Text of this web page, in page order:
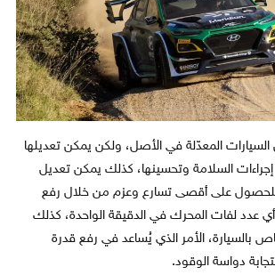
السيارات المعدّلة في الأصل، ولكن يمكن تعديلها
إجراءات السلامة وتحسينها، كذلك يمكن تعديل
للحصول على أقصى تسارع وعزم من خلال رفع
عدد لفات المحرك في الدقيقة الواحدة، كذلك
بالسيارة، الأمر الذي يُساعد في رفع قدرة
دواسة الوقود.